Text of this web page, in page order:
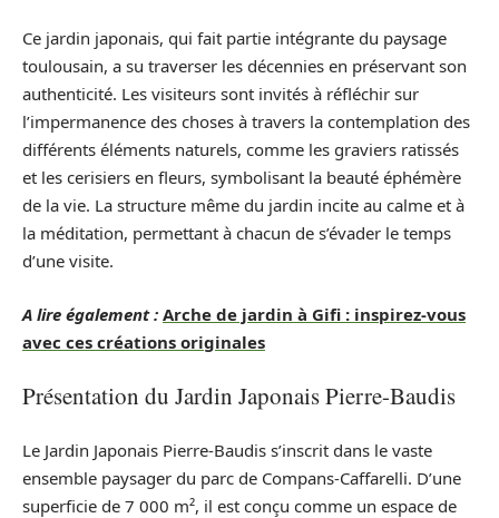
Ce jardin japonais, qui fait partie intégrante du paysage
toulousain, a su traverser les décennies en préservant son
authenticité. Les visiteurs sont invités à réfléchir sur
l’impermanence des choses à travers la contemplation des
différents éléments naturels, comme les graviers ratissés
et les cerisiers en fleurs, symbolisant la beauté éphémère
de la vie. La structure même du jardin incite au calme et à
la méditation, permettant à chacun de s’évader le temps
d’une visite.
A lire également : Arche de jardin à Gifi : inspirez-vous
avec ces créations originales
Présentation du Jardin Japonais Pierre-Baudis
Le Jardin Japonais Pierre-Baudis s’inscrit dans le vaste
ensemble paysager du parc de Compans-Caffarelli. D’une
superficie de 7 000 m², il est conçu comme un espace de